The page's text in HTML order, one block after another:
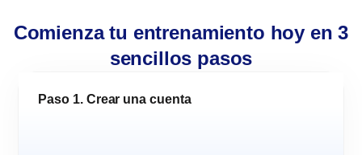
Comienza tu entrenamiento hoy en 3
sencillos pasos
Paso 1. Crear una cuenta